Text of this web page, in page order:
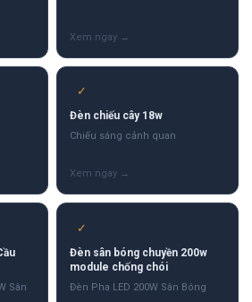
✓
Đèn chiếu cây 18w
Chiếu sáng cảnh quan
Sân
✓
Đèn sân bóng chuyền 200w
module chống chói
Đèn Pha LED 200W Sân Bóng